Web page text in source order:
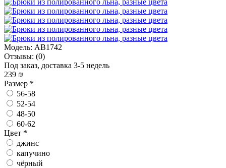
Модель: AB1742
Отзывы: (0)
Под заказ, доставка 3-5 недель
239 ₪
Размер *
56-58
52-54
48-50
60-62
Цвет *
джинс
капучино
чёрный